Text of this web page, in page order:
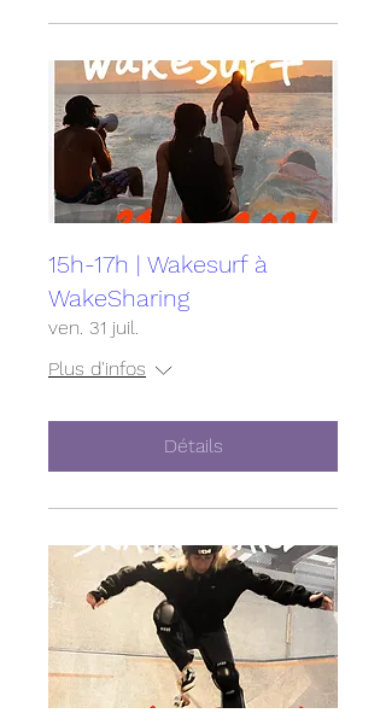
15h-17h | Wakesurf à
WakeSharing
ven. 31 juil.
Plus d'infos
Détails